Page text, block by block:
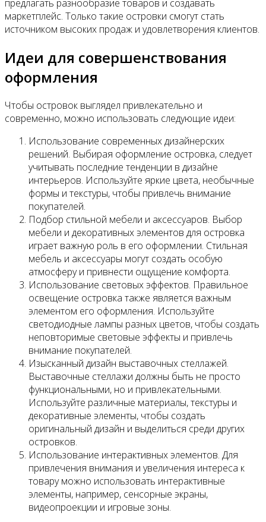
предлагать разнообразие товаров и создавать
маркетплейс. Только такие островки смогут стать
источником высоких продаж и удовлетворения клиентов.
Идеи для совершенствования
оформления
Чтобы островок выглядел привлекательно и
современно, можно использовать следующие идеи:
Использование современных дизайнерских
решений. Выбирая оформление островка, следует
учитывать последние тенденции в дизайне
интерьеров. Используйте яркие цвета, необычные
формы и текстуры, чтобы привлечь внимание
покупателей.
Подбор стильной мебели и аксессуаров. Выбор
мебели и декоративных элементов для островка
играет важную роль в его оформлении. Стильная
мебель и аксессуары могут создать особую
атмосферу и привнести ощущение комфорта.
Использование световых эффектов. Правильное
освещение островка также является важным
элементом его оформления. Используйте
светодиодные лампы разных цветов, чтобы создать
неповторимые световые эффекты и привлечь
внимание покупателей.
Изысканный дизайн выставочных стеллажей.
Выставочные стеллажи должны быть не просто
функциональными, но и привлекательными.
Используйте различные материалы, текстуры и
декоративные элементы, чтобы создать
оригинальный дизайн и выделиться среди других
островков.
Использование интерактивных элементов. Для
привлечения внимания и увеличения интереса к
товару можно использовать интерактивные
элементы, например, сенсорные экраны,
видеопроекции и игровые зоны.